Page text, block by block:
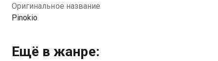
Оригинальное название
Pinokio
Ещё в жанре: